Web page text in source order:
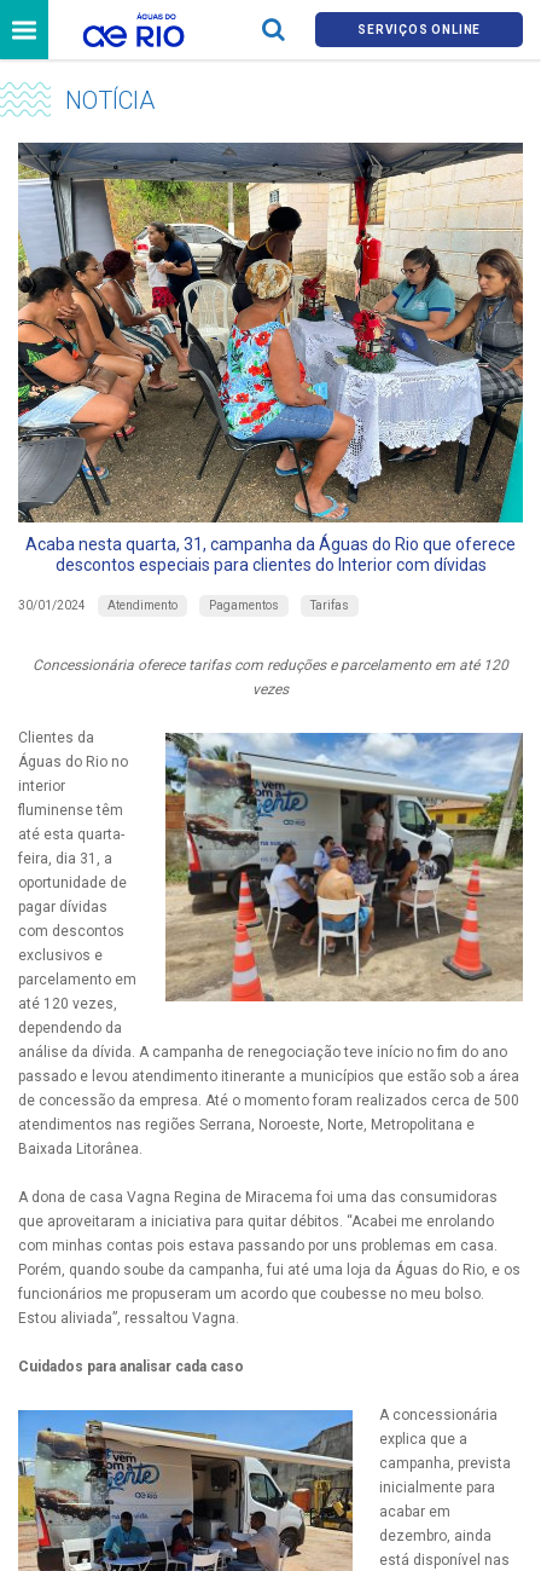
SERVIÇOS ONLINE
NOTÍCIA
Acaba nesta quarta, 31, campanha da Águas do Rio que oferece
descontos especiais para clientes do Interior com dívidas
30/01/2024 Atendimento Pagamentos Tarifas
Concessionária oferece tarifas com reduções e parcelamento em até 120
vezes
Clientes da
Águas do Rio no
interior
fluminense têm
até esta quarta-
feira, dia 31, a
oportunidade de
pagar dívidas
com descontos
exclusivos e
parcelamento em
até 120 vezes,
dependendo da
análise da dívida. A campanha de renegociação teve início no fim do ano
passado e levou atendimento itinerante a municípios que estão sob a área
de concessão da empresa. Até o momento foram realizados cerca de 500
atendimentos nas regiões Serrana, Noroeste, Norte, Metropolitana e
Baixada Litorânea.
A dona de casa Vagna Regina de Miracema foi uma das consumidoras
que aproveitaram a iniciativa para quitar débitos. “Acabei me enrolando
com minhas contas pois estava passando por uns problemas em casa.
Porém, quando soube da campanha, fui até uma loja da Águas do Rio, e os
funcionários me propuseram um acordo que coubesse no meu bolso.
Estou aliviada”, ressaltou Vagna.
Cuidados para analisar cada caso
A concessionária
explica que a
campanha, prevista
inicialmente para
acabar em
dezembro, ainda
está disponível nas